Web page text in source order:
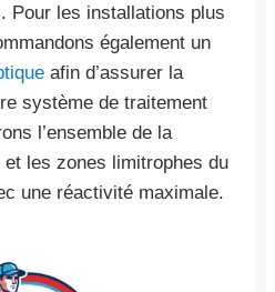
Pour les installations plus
également un
afin d’assurer la
système de traitement
l’ensemble de la
les zones limitrophes du
une réactivité maximale.